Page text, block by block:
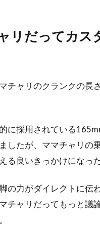
リだってカス
チャリのクランクの長
に採用されている
したが、ママチャリの
る良いきっかけになっ
の力がダイレクトに伝
チャリだってもっと議